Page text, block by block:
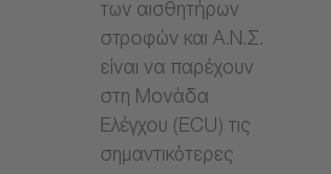
των αισθητήρων
στροφών και Α.Ν.Σ.
είναι να παρέχουν
στη Μονάδα
Ελέγχου (ECU) τις
σημαντικότερες